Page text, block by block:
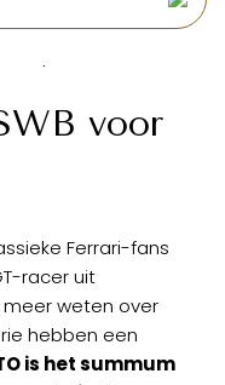
voor
Ferrari-fans
racer uit
weten over
hebben een
is het summum